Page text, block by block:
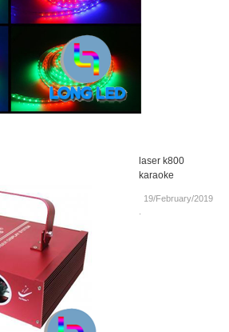
laser k800
karaoke
19/February/2019